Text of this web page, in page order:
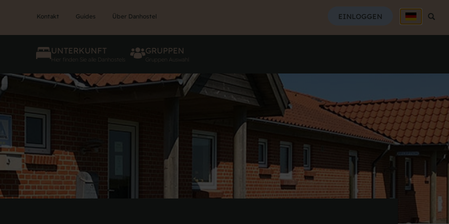
Suche
EINLOGGEN
Kontakt Guides Über Danhostel
UNTERKUNFT
Hier finden Sie alle Danhostels
GRUPPEN
Gruppen Auswahl